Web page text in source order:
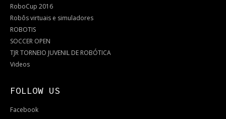
RoboCup 2016
Robôs virtuais e simuladores
ROBOTIS
SOCCER OPEN
TJR TORNEIO JUVENIL DE ROBÓTICA
Videos
FOLLOW US
Facebook